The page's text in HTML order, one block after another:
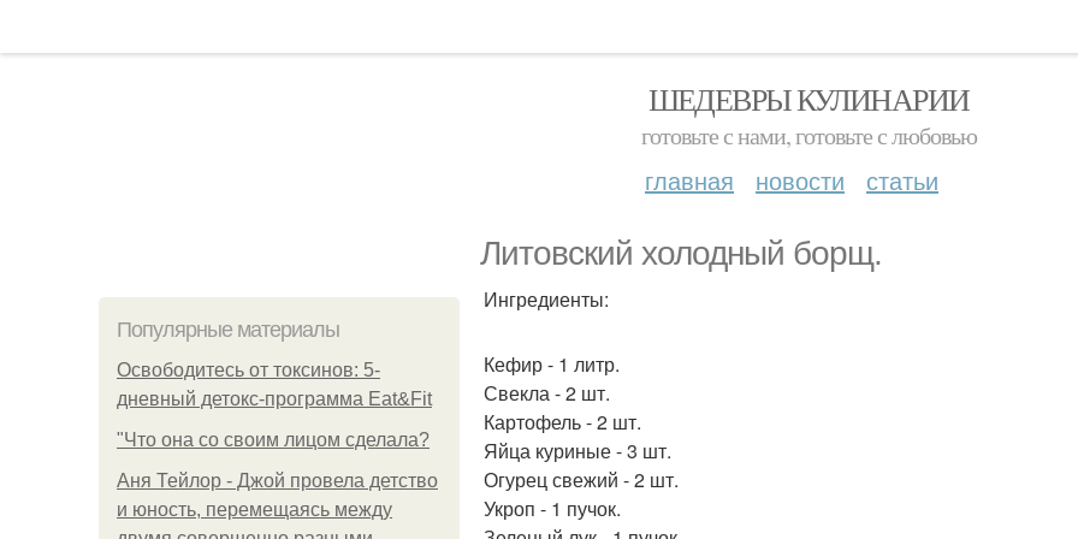
ШЕДЕВРЫ КУЛИНАРИИ
готовьте с нами, готовьте с любовью
главная новости статьи
Литовский холодный борщ.
Популярные материалы
Освободитесь от токсинов: 5-
дневный детокс-программа Eat&Fit
"Что она со своим лицом сделала?
Аня Тейлор - Джой провела детство
и юность, перемещаясь между
Ингредиенты:
Кефир - 1 литр.
Свекла - 2 шт.
Картофель - 2 шт.
Яйца куриные - 3 шт.
Огурец свежий - 2 шт.
Укроп - 1 пучок.